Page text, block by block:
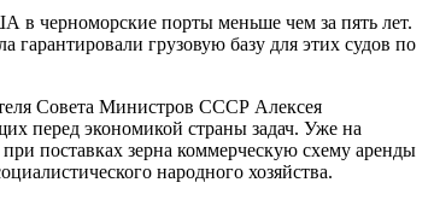
в черноморские порты меньше чем за пять лет.
гарантировали грузовую базу для этих судов по
Совета Министров СССР Алексея
перед экономикой страны задач. Уже на
поставках зерна коммерческую схему аренды
народного хозяйства.